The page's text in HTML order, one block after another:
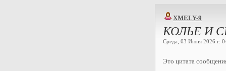
XMELY-9
КОЛЬЕ И
Среда, 03 Июня 2026 г.
Это цитата